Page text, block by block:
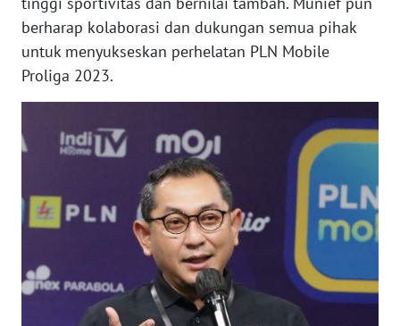
berharap kolaborasi dan dukungan semua pihak
untuk menyukseskan perhelatan PLN Mobile
Proliga 2023.
KEPRI
PAPUA
WN
PAPUA
WN
WN